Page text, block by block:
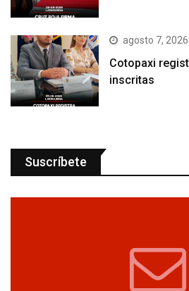
agosto 7, 2026
Cotopaxi
inscritas
Suscríbete